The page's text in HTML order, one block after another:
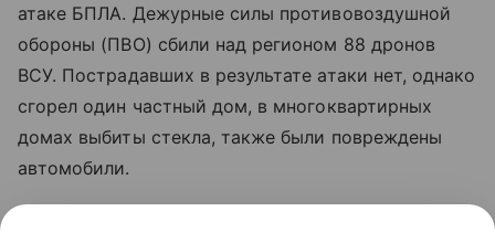
атаке БПЛА. Дежурные силы противовоздушной
обороны (ПВО) сбили над регионом 88 дронов
ВСУ. Пострадавших в результате атаки нет, однако
сгорел один частный дом, в многоквартирных
домах выбиты стекла, также были повреждены
автомобили.